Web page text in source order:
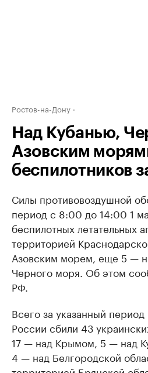
Ростов-на-Дону
Над Кубанью,
Азовским
беспилотников
Силы противовоздушной
период с 8:00 до 14:00 1
беспилотных летательных
территорией
Азовским морем, еще 5 —
Черного моря. Об этом
РФ.
Всего за указанный
России сбили 43
17 — над Крымом, 5 — над
4 — над Белгородской